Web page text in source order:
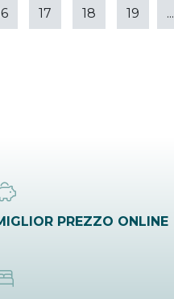
17 18 19 ...
PREZZO ONLINE